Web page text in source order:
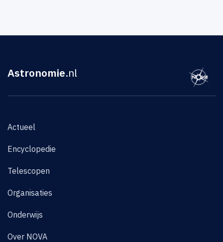
Astronomie.nl
Actueel
Encyclopedie
Telescopen
Organisaties
Onderwijs
Over NOVA